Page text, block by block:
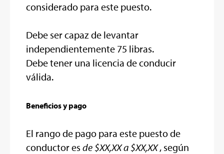
considerado para este puesto.
Debe ser capaz de levantar
independientemente 75 libras.
Debe tener una licencia de conducir
válida.
Beneficios y pago
El rango de pago para este puesto de
conductor es de $XX,XX a $XX,XX, según